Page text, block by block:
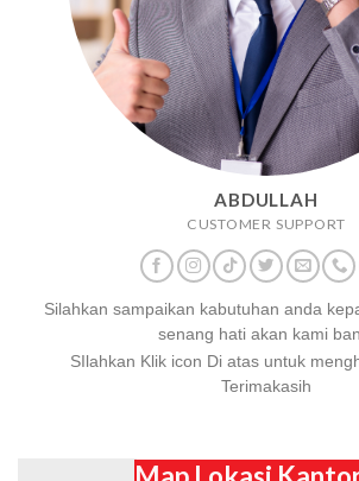
ABDULLAH
CUSTOMER SUPPORT
Silahkan sampaikan kabutuhan anda
senang hati akan kami
SIlahkan Klik icon Di atas untuk
Terimakasih